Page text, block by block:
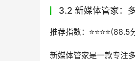
3.2 新媒体管家：
推荐指数：
新媒体管家是一款专注